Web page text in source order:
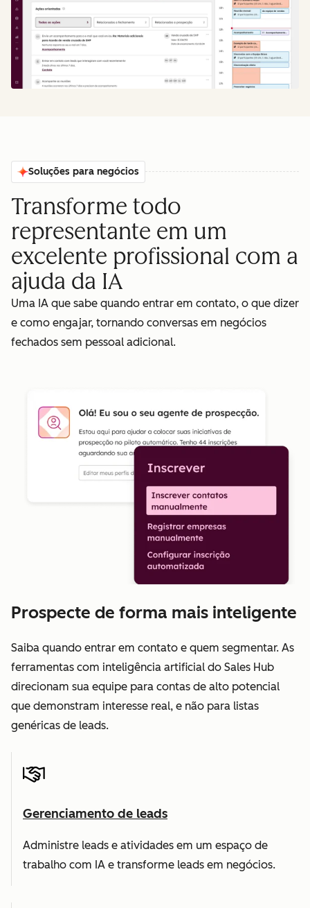
Soluções para negócios
Transforme todo
representante em um
excelente profissional com a
ajuda da IA
Uma IA que sabe quando entrar em contato, o que dizer
e como engajar, tornando conversas em negócios
fechados sem pessoal adicional.
Prospecte de forma mais inteligente
Saiba quando entrar em contato e quem segmentar. As
ferramentas com inteligência artificial do Sales Hub
direcionam sua equipe para contas de alto potencial
que demonstram interesse real, e não para listas
genéricas de leads.
Gerenciamento de leads
Administre leads e atividades em um espaço de
trabalho com IA e transforme leads em negócios.